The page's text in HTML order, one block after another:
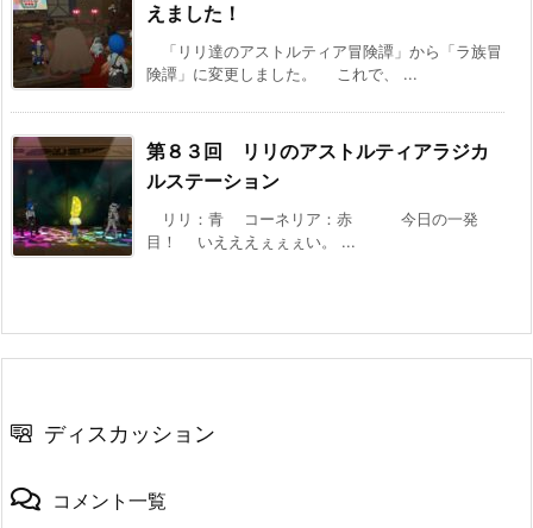
えました！
「リリ達のアストルティア冒険譚」から「ラ族冒
険譚」に変更しました。 これで、 ...
第８３回 リリのアストルティアラジカ
ルステーション
リリ：青 コーネリア：赤 今日の一発
目！ いえええぇぇぇい。 ...
ディスカッション
コメント一覧